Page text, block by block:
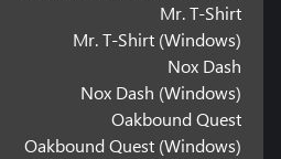
Mr. T-Shirt
Mr. T-Shirt (Windows)
Nox Dash
Nox Dash (Windows)
Oakbound Quest
Oakbound Quest (Windows)